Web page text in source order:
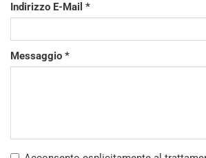
Indirizzo E-Mail
Messaggio